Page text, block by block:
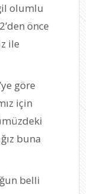
olumlu
önce
ile
göre
için
buna
belli